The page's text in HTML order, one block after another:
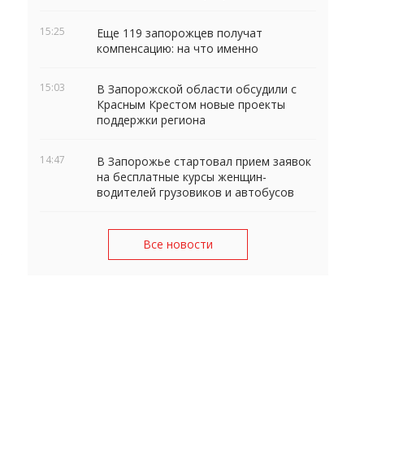
15:25
Еще 119 запорожцев получат
компенсацию: на что именно
15:03
В Запорожской области обсудили с
Красным Крестом новые проекты
поддержки региона
14:47
В Запорожье стартовал прием заявок
на бесплатные курсы женщин-
водителей грузовиков и автобусов
Все новости